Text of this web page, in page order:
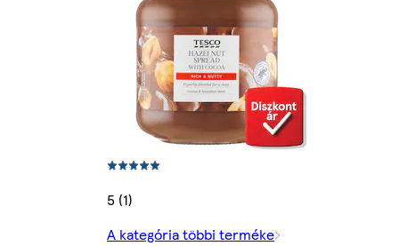
5 (1)
A kategória többi terméke